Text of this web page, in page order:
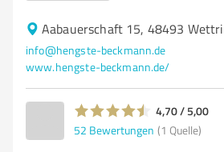
Aabauerschaft 15, 48493
info@hengste-beckmann.de
www.hengste-beckmann.de/
4,70 / 5,00
52 Bewertungen (1 Quelle)